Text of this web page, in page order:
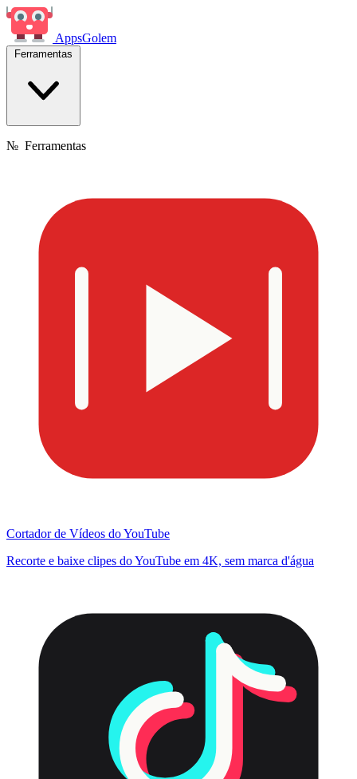
AppsGolem
Ferramentas
№ Ferramentas
Cortador de Vídeos do YouTube
Recorte e baixe clipes do YouTube em 4K, sem marca d'água